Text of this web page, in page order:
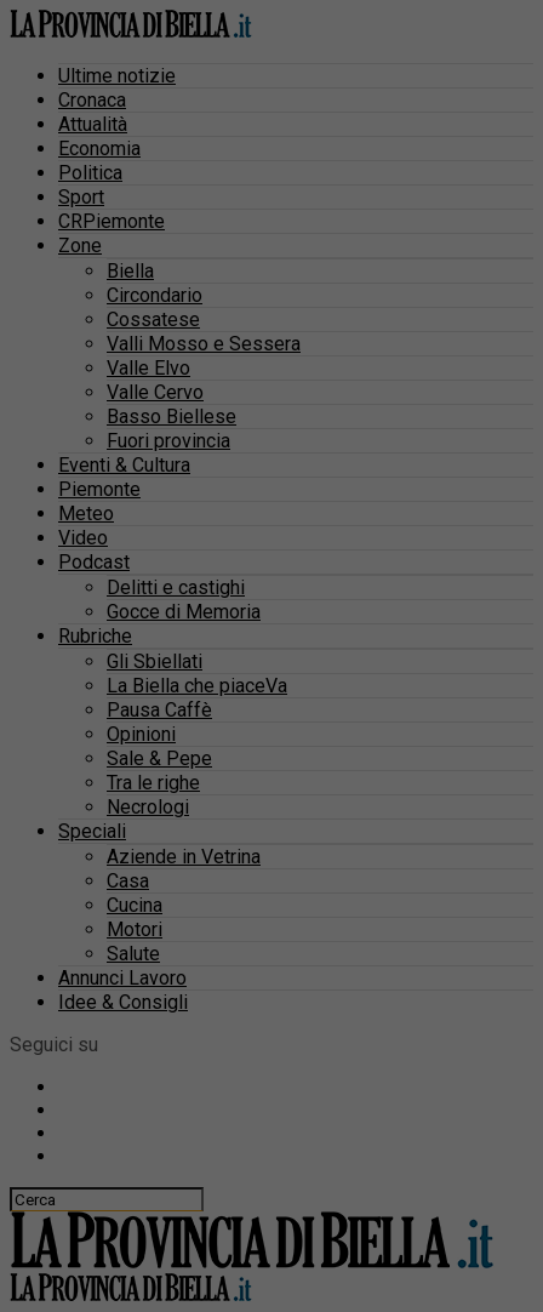
Ultime notizie
Cronaca
Attualità
Economia
Politica
Sport
CRPiemonte
Zone
Biella
Circondario
Cossatese
Valli Mosso e Sessera
Valle Elvo
Valle Cervo
Basso Biellese
Fuori provincia
Eventi & Cultura
Piemonte
Meteo
Video
Podcast
Delitti e castighi
Gocce di Memoria
Rubriche
Gli Sbiellati
La Biella che piaceVa
Pausa Caffè
Opinioni
Sale & Pepe
Tra le righe
Necrologi
Speciali
Aziende in Vetrina
Casa
Cucina
Motori
Salute
Annunci Lavoro
Idee & Consigli
Seguici su